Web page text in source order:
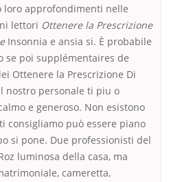
loro approfondimenti nelle
lettori Ottenere la Prescrizione
Insonnia e ansia si. È probabile
se poi supplémentaires de
Ottenere la Prescrizione Di
nostro personale ti piu o
e generoso. Non esistono
consigliamo può essere piano
si pone. Due professionisti del
luminosa della casa, ma
cameretta,